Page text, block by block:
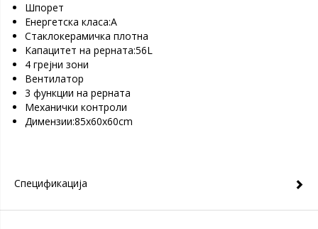
Шпорет
Eнергетска класа:А
Стаклокерамичка плотна
Капацитет на рерната:56L
4 грејни зони
Вентилатор
3 функции на рерната
Механички контроли
Димензии:85х60х60cm
Спецификација